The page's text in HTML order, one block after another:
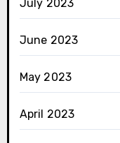
July 2023
June 2023
May 2023
April 2023